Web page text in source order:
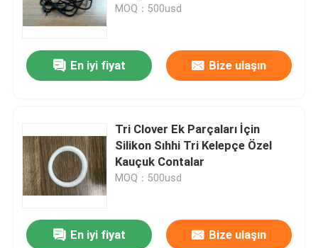
MOQ：500usd
En iyi fiyat Bize ulaşın
Tri Clover Ek Parçaları İçin
Silikon Sıhhi Tri Kelepçe Özel
Kauçuk Contalar
MOQ：500usd
En iyi fiyat Bize ulaşın